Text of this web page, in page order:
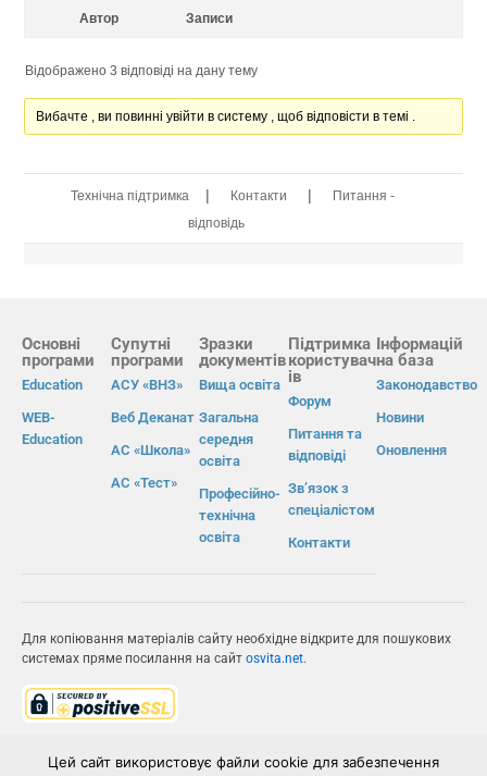
Автор Записи
Відображено 3 відповіді на дану тему
Вибачте , ви повинні увійти в систему , щоб відповісти в темі .
Технічна підтримка | Контакти |
Питання -
відповідь
Основні
програми
Education
WEB-
Education
Супутні
програми
АСУ «ВНЗ»
Веб Деканат
АС «Школа»
АС «Тест»
Зразки
документів
Вища освіта
Загальна
середня
освіта
Професійно-
технічна
освіта
Підтримка
користувач
ів
Форум
Питання та
відповіді
Зв’язок з
спеціалістом
Контакти
Інформацій
на база
Законодавство
Новини
Оновлення
Для копіювання матеріалів сайту необхідне відкрите для пошукових
системах пряме посилання на сайт osvita.net.
Цей сайт використовує файли cookie для забезпечення